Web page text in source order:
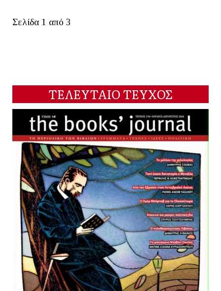
Σελίδα 1 από 3
ΤΕΛΕΥΤΑΙΟ ΤΕΥΧΟΣ